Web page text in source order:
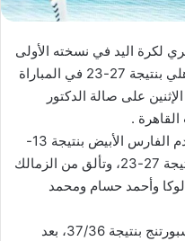
لكرة اليد في نسخته الأولى
هذا الموسم، وذلك بعد الفوز على الأهلي بنتيجة 27-23 في المباراة
على صالة الدكتور
وانتهي الشوط الأول من المباراة بتقدم الفارس الأبيض بنتيجة 13-
11، قبل أن يحسم الزمالك المباراة بنتيجة 27-23، وتألق من الزمالك
لوكا وأحمد حسام ومحمد
جدير بالذكر أن الزمالك قد فاز على سبورتنج بنتيجة 37/36، بعد